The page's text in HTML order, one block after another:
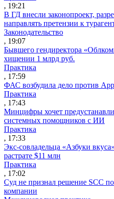
, 19:21
В ГД внесли законопроект,
направлять претензии к
Законодательство
, 19:07
Бывшего гендиректора
хищении 1 млрд руб.
Практика
, 17:59
ФАС возбудила дело против
Практика
, 17:43
Минцифры хочет
системных помощников с ИИ
Практика
, 17:33
Экс-совладельца «Азбуки
растрате $11 млн
Практика
, 17:02
Суд не признал решение SCC
компании